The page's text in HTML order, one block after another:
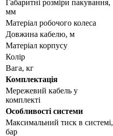
Габаритні розміри пакування,
мм
Матеріал робочого колеса
Довжина кабелю, м
Матеріал корпусу
Колір
Вага, кг
Комплектація
Мережевий кабель у
комплекті
Особливості системи
Максимальний тиск в системі,
бар